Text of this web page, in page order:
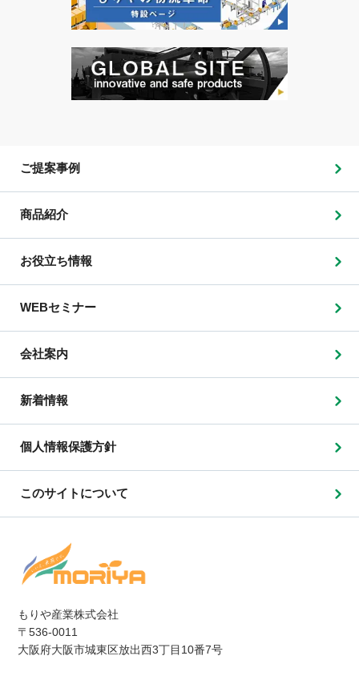
もりや産業株式会社
〒536-0011
大阪府大阪市城東区放出西3丁目10番7号
ご提案事例
商品紹介
お役立ち情報
WEBセミナー
会社案内
新着情報
個人情報保護方針
このサイトについて